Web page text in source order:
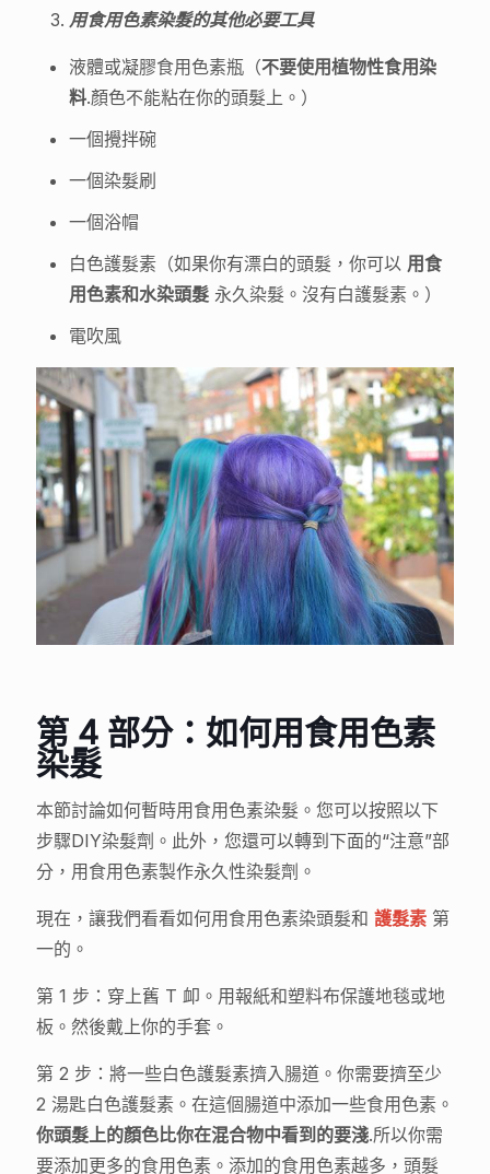
用食用色素染髮的其他必要工具
液體或凝膠食用色素瓶（不要使用植物性食用染
料.顏色不能粘在你的頭髮上。）
一個攪拌碗
一個染髮刷
一個浴帽
白色護髮素（如果你有漂白的頭髮，你可以 用食
用色素和水染頭髮 永久染髮。沒有白護髮素。）
電吹風
第 4 部分：如何用食用色素
染髮
本節討論如何暫時用食用色素染髮。您可以按照以下
步驟DIY染髮劑。此外，您還可以轉到下面的“注意”部
分，用食用色素製作永久性染髮劑。
現在，讓我們看看如何用食用色素染頭髮和 護髮素 第
一的。
第 1 步：穿上舊 T 卹。用報紙和塑料布保護地毯或地
板。然後戴上你的手套。
第 2 步：將一些白色護髮素擠入腸道。你需要擠至少
2 湯匙白色護髮素。在這個腸道中添加一些食用色素。
你頭髮上的顏色比你在混合物中看到的要淺.所以你需
要添加更多的食用色素。添加的食用色素越多，頭髮